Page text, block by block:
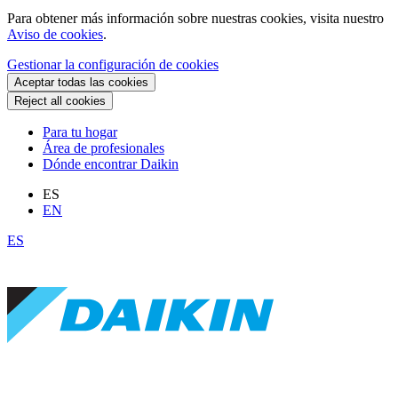
Para obtener más información sobre nuestras cookies, visita nuestro
Aviso de cookies.
Gestionar la configuración de cookies
Aceptar todas las cookies
Reject all cookies
Para tu hogar
Área de profesionales
Dónde encontrar Daikin
ES
EN
ES